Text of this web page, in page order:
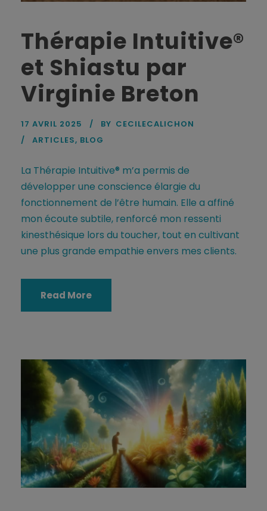
Thérapie Intuitive®
et Shiastu par
Virginie Breton
17 AVRIL 2025 BY CECILECALICHON
ARTICLES, BLOG
La Thérapie Intuitive® m’a permis de
développer une conscience élargie du
fonctionnement de l’être humain. Elle a affiné
mon écoute subtile, renforcé mon ressenti
kinesthésique lors du toucher, tout en cultivant
une plus grande empathie envers mes clients.
Read More